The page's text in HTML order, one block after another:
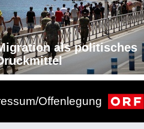
als politisches
Offenlegung